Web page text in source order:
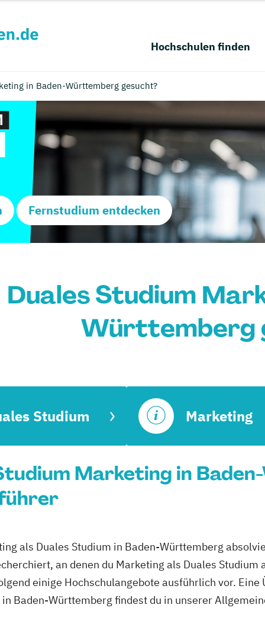
Hochschulen finden
in Baden-Württemberg gesucht?
Fernstudium entdecken
Duales Studium
Württemberg
Studium Marketing
Marketing in
als Duales Studium in Baden-Württemberg
an denen du Marketing als Duales Studium
einige Hochschulangebote ausführlich vor.
in Baden-Württemberg findest du in unserer